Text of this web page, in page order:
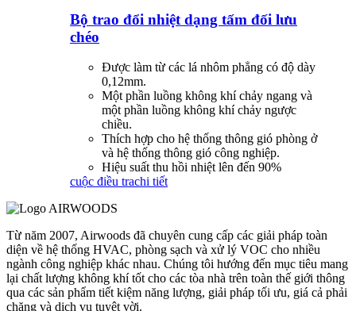
Bộ trao đổi nhiệt dạng tấm đối lưu
chéo
Được làm từ các lá nhôm phẳng có độ dày
0,12mm.
Một phần luồng không khí chảy ngang và
một phần luồng không khí chảy ngược
chiều.
Thích hợp cho hệ thống thông gió phòng ở
và hệ thống thông gió công nghiệp.
Hiệu suất thu hồi nhiệt lên đến 90%
cuộc điều trachi tiết
Từ năm 2007, Airwoods đã chuyên cung cấp các giải pháp toàn
diện về hệ thống HVAC, phòng sạch và xử lý VOC cho nhiều
ngành công nghiệp khác nhau. Chúng tôi hướng đến mục tiêu mang
lại chất lượng không khí tốt cho các tòa nhà trên toàn thế giới thông
qua các sản phẩm tiết kiệm năng lượng, giải pháp tối ưu, giá cả phải
chăng và dịch vụ tuyệt vời.